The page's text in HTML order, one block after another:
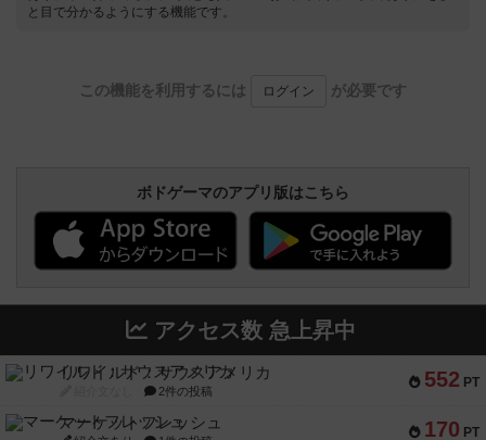
と目で分かるようにする機能です。
この機能を利用するには ログイン が必要です
ボドゲーマのアプリ版はこちら
アクセス数 急上昇中
552 PT
リワイルド：サウスアメリカ
2件の投稿
170 PT
マーケットフレッシュ